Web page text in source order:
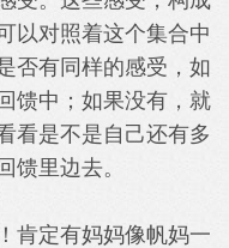
以对照着这个集合中
否有同样的感受，如
馈中；如果没有，就
看是不是自己还有多
馈里边去。
肯定有妈妈像帆妈一